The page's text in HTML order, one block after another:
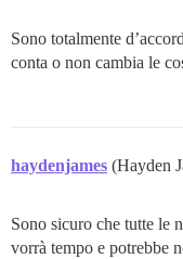
Sono totalmente
conta o non cambia le
haydenjames (Hayden
Sono sicuro che tutte le
vorrà tempo e potrebbe